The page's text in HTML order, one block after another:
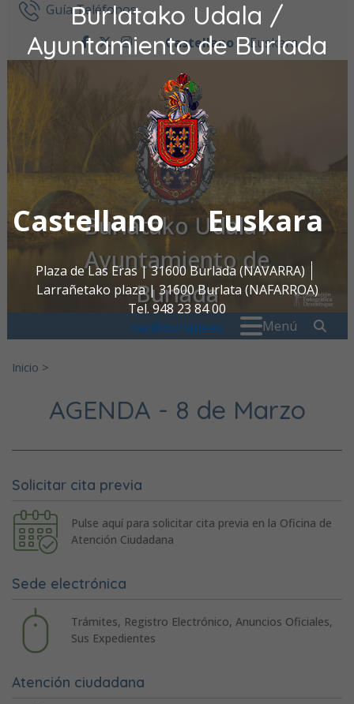
Burlatako Udala /
Ayuntamiento de Burlada
Castellano Euskara
Plaza de Las Eras | 31600 Burlada (NAVARRA)
Larrañetako plaza | 31600 Burlata (NAFARROA)
Tel. 948 23 84 00
oac@burlada.es
Ir al contenidoGuía Teléfonos
facebook
twitter
instagram
Castellano Euskara
Burlatako Udala /
Ayuntamiento de
Burlada
Menú
Inicio >
AGENDA - 8 de Marzo
Solicitar cita previa
Pulse aquí para solicitar cita previa en la Oficina de
Atención Ciudadana
Sede electrónica
Trámites, Registro Electrónico, Anuncios Oficiales,
Sus Expedientes
Atención ciudadana